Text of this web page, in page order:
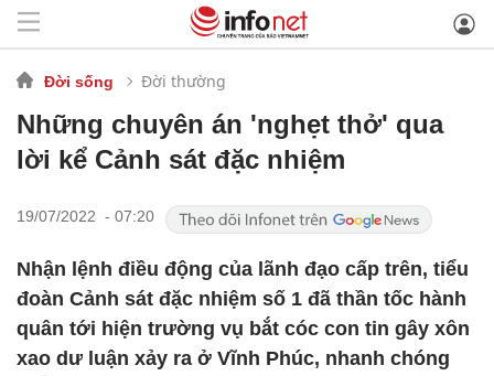
Đời sống Đời thường
Những chuyên án 'nghẹt thở' qua
lời kể Cảnh sát đặc nhiệm
19/07/2022 - 07:20
Nhận lệnh điều động của lãnh đạo cấp trên, tiểu
đoàn Cảnh sát đặc nhiệm số 1 đã thần tốc hành
quân tới hiện trường vụ bắt cóc con tin gây xôn
xao dư luận xảy ra ở Vĩnh Phúc, nhanh chóng